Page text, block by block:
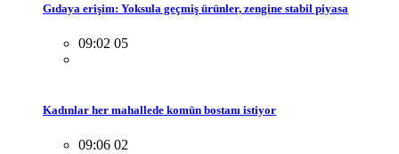
Gıdaya erişim: Yoksula geçmiş ürünler, zengine stabil piyasa
09:02 05
Kadınlar her mahallede komün bostanı istiyor
09:06 02